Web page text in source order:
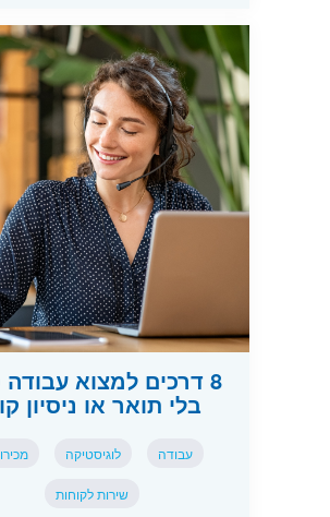
8 דרכים למצוא
בלי תואר או ניסיון
עבודה לוגיסטיקה
שירות לקוחות